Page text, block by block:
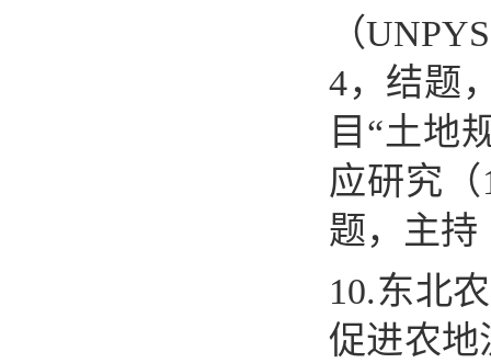
（
4，结题
目 “土地
应研究（
题，主持
10.东北
促进农地